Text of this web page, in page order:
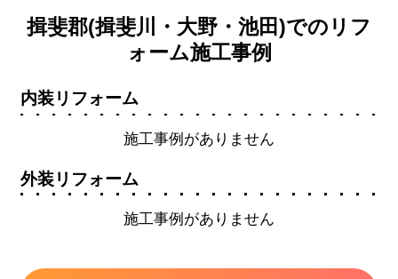
揖斐郡(揖斐川・大野・池田)でのリフ
ォーム施工事例
内装リフォーム
施工事例がありません
外装リフォーム
施工事例がありません